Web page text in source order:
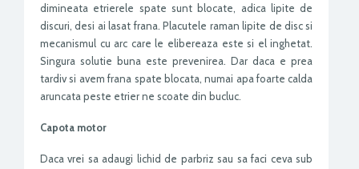
dimineata etrierele spate sunt blocate, adica lipite de
discuri, desi ai lasat frana. Placutele raman lipite de disc si
mecanismul cu arc care le elibereaza este si el inghetat.
Singura solutie buna este prevenirea. Dar daca e prea
tardiv si avem frana spate blocata, numai apa foarte calda
aruncata peste etrier ne scoate din bucluc.
Capota motor
Daca vrei sa adaugi lichid de parbriz sau sa faci ceva sub